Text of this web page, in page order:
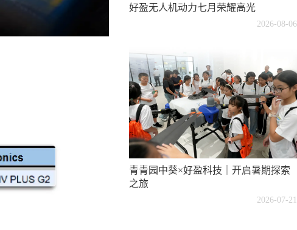
好盈无人机动力七月荣耀高光
2026-08-06
青青园中葵×好盈科技｜开启暑期探索
之旅
2026-07-21